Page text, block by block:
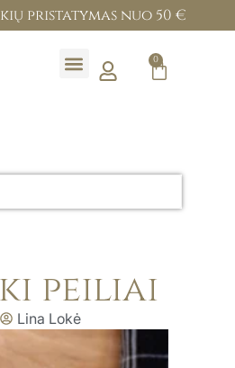
pristatymas nuo 50 €
0
peiliai
Lina Lokė